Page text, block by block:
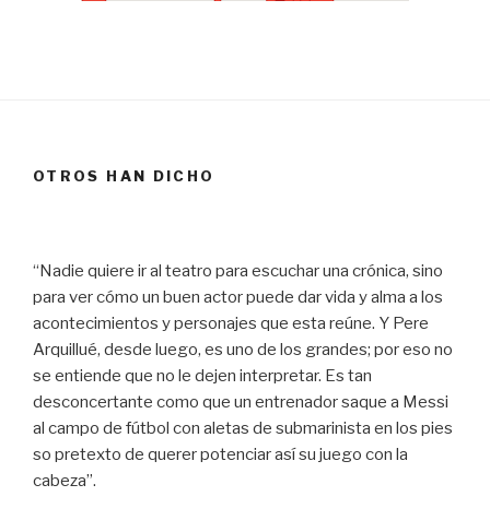
OTROS HAN DICHO
“Nadie quiere ir al teatro para escuchar una crónica, sino
para ver cómo un buen actor puede dar vida y alma a los
acontecimientos y personajes que esta reúne. Y Pere
Arquillué, desde luego, es uno de los grandes; por eso no
se entiende que no le dejen interpretar. Es tan
desconcertante como que un entrenador saque a Messi
al campo de fútbol con aletas de submarinista en los pies
so pretexto de querer potenciar así su juego con la
cabeza”.